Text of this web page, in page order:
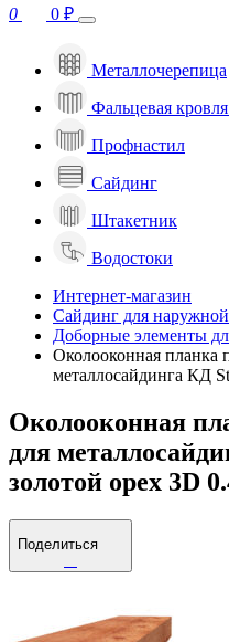
0 0 ₽
Металлочерепица
Фальцевая
Профнастил
Сайдинг
Штакетник
Водостоки
Интернет-магазин
Сайдинг для
Доборные элементы
Околооконная планка
металлосайдинга КД
Околооконная
для
золотой орех 3D
Поделиться